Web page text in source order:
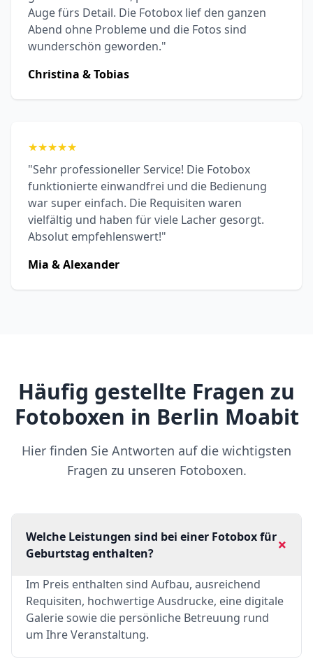
Auge fürs Detail. Die Fotobox lief den ganzen
Abend ohne Probleme und die Fotos sind
wunderschön geworden."
Christina & Tobias
★★★★★
"Sehr professioneller Service! Die Fotobox
funktionierte einwandfrei und die Bedienung
war super einfach. Die Requisiten waren
vielfältig und haben für viele Lacher gesorgt.
Absolut empfehlenswert!"
Mia & Alexander
Häufig gestellte Fragen zu
Fotoboxen in Berlin Moabit
Hier finden Sie Antworten auf die wichtigsten
Fragen zu unseren Fotoboxen.
Welche Leistungen sind bei einer Fotobox für
Geburtstag enthalten?
+
Im Preis enthalten sind Aufbau, ausreichend
Requisiten, hochwertige Ausdrucke, eine digitale
Galerie sowie die persönliche Betreuung rund
um Ihre Veranstaltung.